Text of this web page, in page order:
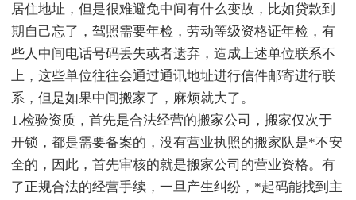
居住地址，但是很难避免中间有什么变故，比如贷款到
期自己忘了，驾照需要年检，劳动等级资格证年检，有
些人中间电话号码丢失或者遗弃，造成上述单位联系不
上，这些单位往往会通过通讯地址进行信件邮寄进行联
系，但是如果中间搬家了，麻烦就大了。
1.检验资质，首先是合法经营的搬家公司，搬家仅次于
开锁，都是需要备案的，没有营业执照的搬家队是*不安
全的，因此，首先审核的就是搬家公司的营业资格。有
了正规合法的经营手续，一旦产生纠纷，*起码能找到主